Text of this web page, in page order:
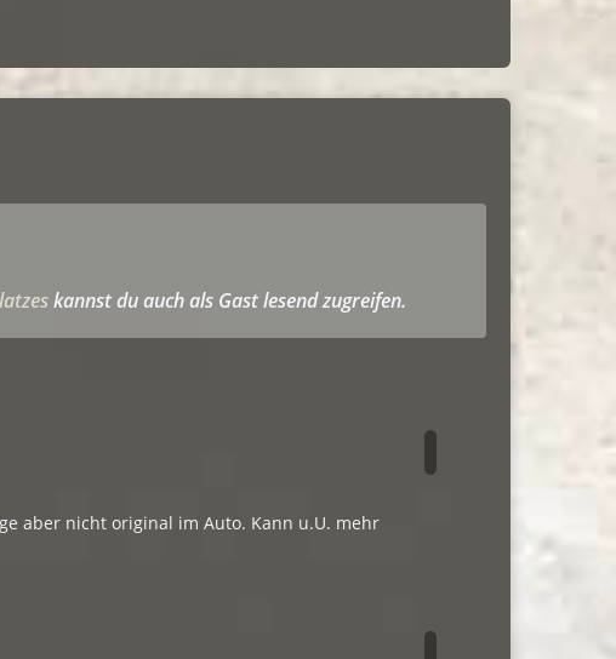
kannst du auch als Gast lesend zugreifen.
aber nicht original im Auto. Kann u.U. mehr